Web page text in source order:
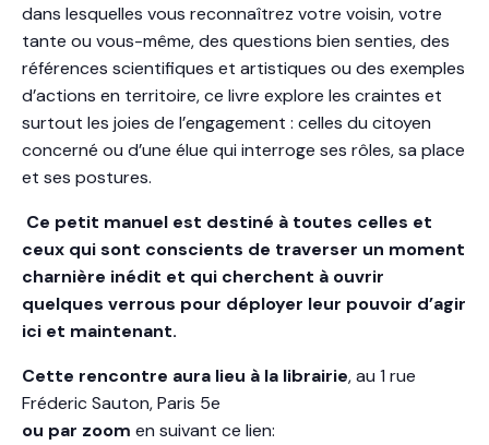
dans lesquelles vous reconnaîtrez votre voisin, votre
tante ou vous-même, des questions bien senties, des
références scientifiques et artistiques ou des exemples
d’actions en territoire, ce livre explore les craintes et
surtout les joies de l’engagement : celles du citoyen
concerné ou d’une élue qui interroge ses rôles, sa place
et ses postures.
Ce petit manuel est destiné à toutes celles et
ceux qui sont conscients de traverser un moment
charnière inédit et qui cherchent à ouvrir
quelques verrous pour déployer leur pouvoir d’agir
ici et maintenant.
Cette rencontre aura lieu à la librairie, au 1 rue
Fréderic Sauton, Paris 5e
ou par zoom en suivant ce lien: